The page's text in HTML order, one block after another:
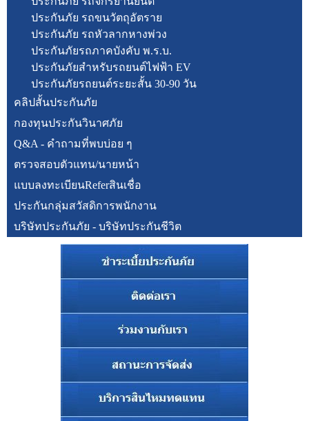
ประกันภัย รถขนวัตถุอัตราย
ประกันภัย รถหัวลากหางพ่วง
ประกันภัยรถภาคบังคับ พ.ร.บ.
ประกันภัยสำหรับรถยนต์ไฟฟ้า EV
ประกันภัยรถยนต์ระยะสั้น 30-90 วัน
คลิปสั้นประกันภัย
กองทุนประกันวินาศภัย
Q&A - คำถามที่พบบ่อย ๆ
ตรวจสอบตัวแทน/นายหน้า
แบบลงทะเบียนReferสินเชื่อ
ประกันกลุ่มสวัสดิการพนักงาน
บริษัทประกันภัย - บริษัทประกันชีวิต